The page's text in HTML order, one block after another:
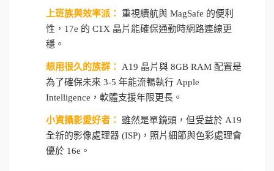
上班族與效率派： 重視續航與 MagSafe 的便利
性，17e 的 C1X 晶片能確保通勤時網路連線更
穩。
想用很久的族群： A19 晶片與 8GB RAM 配置是
為了確保未來 3-5 年能流暢執行 Apple
Intelligence，軟體支援年限更長。
小資攝影愛好者：
雖然是單鏡頭，但受益於 A19
全新的影像處理器 (ISP)，照片細節與色彩處理會
優於 16e。